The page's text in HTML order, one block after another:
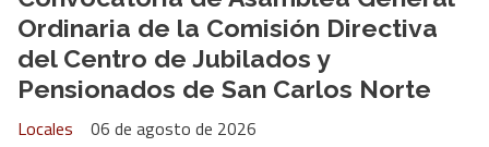
Ordinaria de la Comisión Directiva
del Centro de Jubilados y
Pensionados de San Carlos Norte
Locales
06 de agosto de 2026